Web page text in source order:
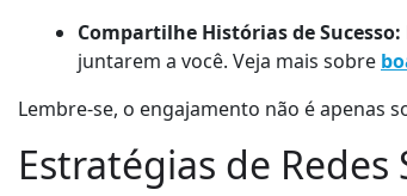
Compartilhe Histórias de Sucesso:
juntarem a você. Veja mais sobre
Lembre-se, o engajamento não é apenas
Estratégias de